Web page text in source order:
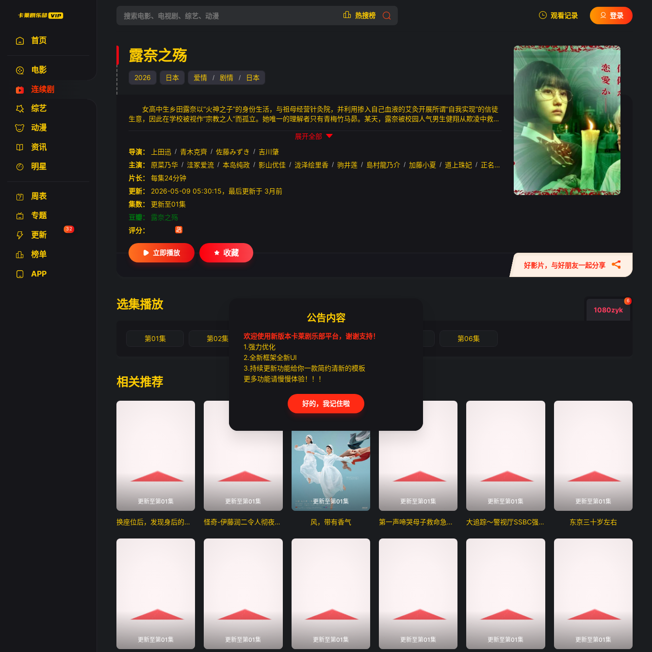
热搜榜 观看记录
暂无观看影片的记录
登录
首页
电影
连续剧
综艺
动漫
资讯
明星
周表
专题
更新
32
榜单
APP
露奈之殇
2026 日本 爱情 / 剧情 / 日本
女高中生乡田露奈以“火神之子”的身份生活，与祖母经营针灸院，并利用掺入自己血液的艾灸开展所谓“自我实现”的信徒
生意，因此在学校被视作“宗教之人”而孤立。她唯一的理解者只有青梅竹马昴。某天，露奈被校园人气男生健翔从欺凌中救下
徒生意展开复仇。故事不仅描绘少女扭曲而纯粹的初恋，也逐步迈向更残酷的社会篇章，展开一场兼具爱情、宗教与复仇的
人性悬疑剧。本剧改编自意志強ナツ子的同名原著漫画。
展开全部
导演：
上田迅 / 青木克齊 / 佐藤みずき / 吉川肇
主演：
原菜乃华 / 洼冢爱流 / 本岛纯政 / 影山优佳 / 泷泽绘里香 / 驹井莲 / 島村龍乃介 / 加藤小夏 / 道上珠妃 / 正名仆蔵
片长：
每集24分钟
更新：
2026-05-09 05:30:15，最后更新于 3月前
集数：
更新至01集
豆瓣：
露奈之殇
评分：
好影片，与好朋友一起分享
立即播放 收藏
选集播放 1080zyk
6
第01集 第02集 第03集 第04集 第06集
相关推荐
更新至第01集
换座位后，发现身后的男生好像喜欢我
更新至第01集
怪奇-伊藤润二令人彻夜难眠的奇异故事－
更新至第01集
风，带有香气
更新至第01集
第一声啼哭母子救命急救班
更新至第01集
大追踪〜警视厅SSBC强行犯系〜第二季
更新至第01集
东京三十岁左右
更新至第01集 更新至第01集 更新至第01集 更新至第01集 更新至第01集 更新至第01集
公告内容
欢迎使用新版本卡莱剧乐部平台，谢谢支持！
1.强力优化
2.全新框架全新UI
3.持续更新功能给你一款简约清新的模板
更多功能请慢慢体验！！！
好的，我记住啦